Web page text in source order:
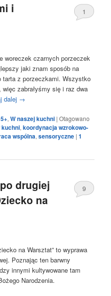
i
1
woreczek czarnych porzeczek
jaki znam sposób na
tarta z porzeczkami. Wszystko
zabrałyśmy się i raz dwa
dalej →
5+,W naszej kuchni |Otagowano
kuchni,koordynacja wzrokowo-
wspólna,sensoryczne |1
drugiej
na
9
na Warsztat” to wyprawa
Poznając ten barwny
innymi kultywowane tam
Narodzenia.